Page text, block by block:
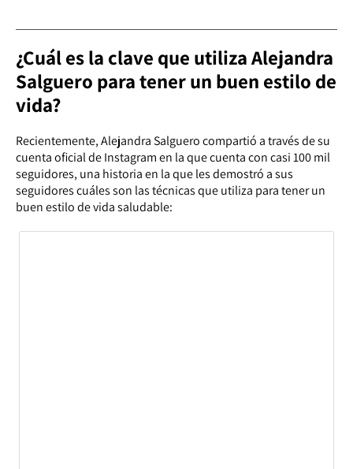
¿Cuál es la clave que utiliza Alejandra
Salguero para tener un buen estilo de
vida?
Recientemente, Alejandra Salguero compartió a través de su
cuenta oficial de Instagram en la que cuenta con casi 100 mil
seguidores, una historia en la que les demostró a sus
seguidores cuáles son las técnicas que utiliza para tener un
buen estilo de vida saludable: